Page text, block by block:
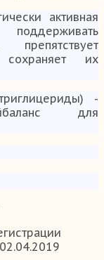
активная
сохраняет их
-
для